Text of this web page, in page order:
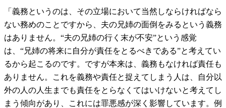
「義務というのは、その立場において当然しならければなら
ない務めのことですから、夫の兄姉の面倒をみるという義務
はありません。“夫の兄姉の行く末が不安”という感覚
は、“兄姉の将来に自分が責任をとるべきである”と考えてい
るから起こるのです。ですが本来は、義務もなければ責任も
ありません。これを義務や責任と捉えてしまう人は、自分以
外の人の人生までも責任をとらなくてはいけないと考えてし
まう傾向があり、これには罪悪感が深く影響しています。例